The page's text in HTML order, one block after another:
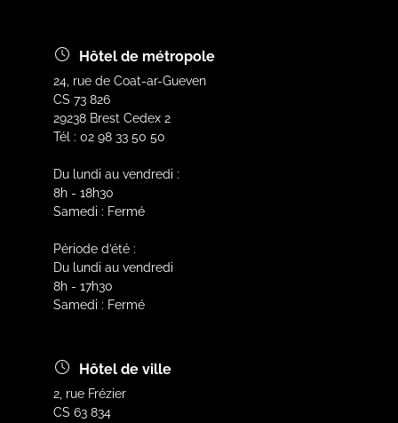
Hôtel de métropole
24, rue de Coat-ar-Gueven
CS 73 826
29238 Brest Cedex 2
Tél : 02 98 33 50 50
Du lundi au vendredi :
8h - 18h30
Samedi : Fermé
Période d’été :
Du lundi au vendredi
8h - 17h30
Samedi : Fermé
Hôtel de ville
2, rue Frézier
CS 63 834